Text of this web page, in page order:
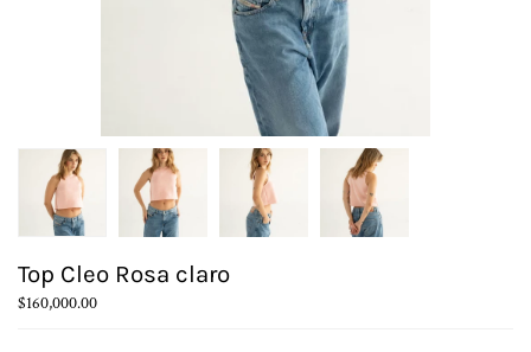
Top Cleo Rosa claro
$160,000.00